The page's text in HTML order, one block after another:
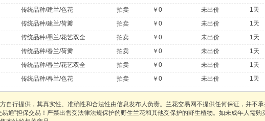
传统品种/建兰/色花 拍卖 ￥0 未出价
1天
传统品种/建兰/荷瓣 拍卖 ￥0 未出价
1天
传统品种/墨兰/花艺双全 拍卖 ￥0 未出价
1天
传统品种/春兰/荷瓣 拍卖 ￥0 未出价
1天
传统品种/春兰/花艺双全 拍卖 ￥0 未出价
1天
传统品种/春兰/色花 拍卖 ￥0 未出价 1天
自行提供，其真实性、准确性和合法性由信息发布人负责。兰花交易网不提供任何保证，并不
通”担保交易！严禁出售受法律法规保护的野生兰花和其他受保护的野生植物。如未成年人需购